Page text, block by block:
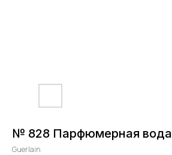
№ 828 Парфюмерная вода
Guerlain